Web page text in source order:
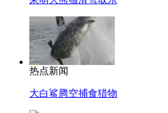
热点新闻
大白鲨腾空捕食猎物